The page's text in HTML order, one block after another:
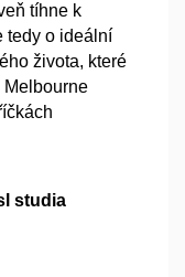
tíhne k
tedy o ideální
života, které
Melbourne
studia